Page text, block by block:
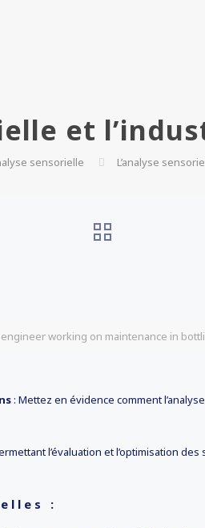
et
sensorielle L’analyse
engineer working on maintenance in
: Mettez en évidence comment
l’évaluation et l’optimisation
: